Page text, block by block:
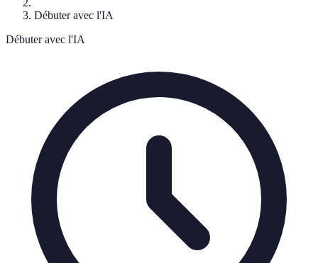
Débuter avec l'IA
Débuter avec l'IA